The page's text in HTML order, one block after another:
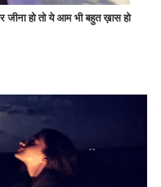
हो तो ये आम भी बहुत ख़ास हो